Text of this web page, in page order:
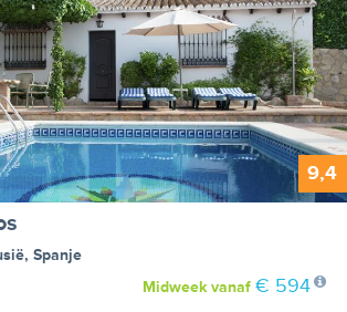
9,4
, Spanje
Midweekvanaf € 594